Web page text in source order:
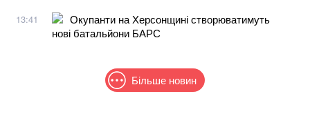
13:41
Окупанти на Херсонщині створюватимуть
нові батальйони БАРС
Більше новин